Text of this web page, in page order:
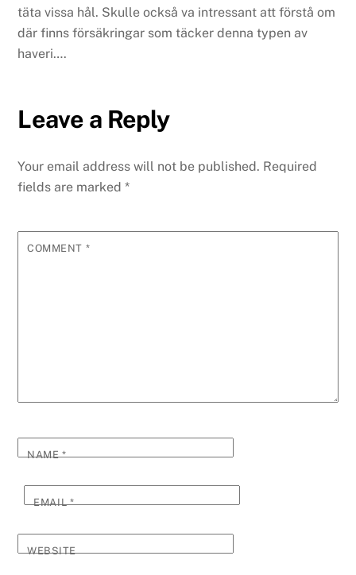
täta vissa hål. Skulle också va intressant att förstå om
där finns försäkringar som täcker denna typen av
haveri….
Leave a Reply
Your email address will not be published. Required
fields are marked*
COMMENT *
NAME*
EMAIL*
WEBSITE